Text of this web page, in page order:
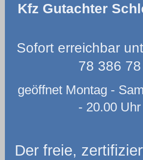
Kfz Gutachter
Sofort erreichbar
78 386 78
geöffnet Montag -
- 20.00 Uhr
Der freie,